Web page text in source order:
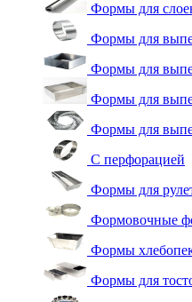
Формы для
Формы для
Формы для
Формы для
Формы для
С перфорацией
Формы для
Формовочные
Формы
Формы для